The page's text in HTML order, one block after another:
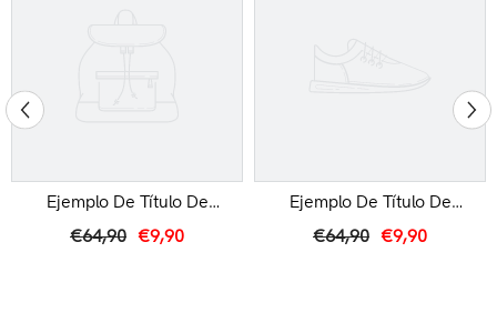
Ejemplo De Título De
Producto
€64,90 €9,90
Ejemplo De Título De
Producto
€64,90 €9,90